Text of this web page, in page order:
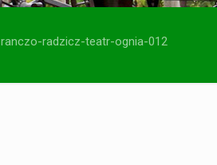
ranczo-radzicz-teatr-ognia-012